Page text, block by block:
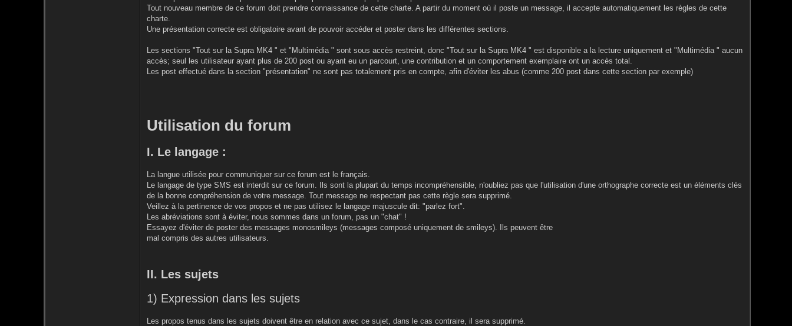
Tout nouveau membre de ce forum doit prendre connaissance de cette charte. A partir du moment où il poste un message, il accepte automatiquement les règles de cette
charte.
Une présentation correcte est obligatoire avant de pouvoir accéder et poster dans les différentes sections.
Les sections "Tout sur la Supra MK4 " et "Multimédia " sont sous accès restreint, donc "Tout sur la Supra MK4 " est disponible a la lecture uniquement et "Multimédia " aucun
accès; seul les utilisateur ayant plus de 200 post ou ayant eu un parcourt, une contribution et un comportement exemplaire ont un accès total.
Les post effectué dans la section "présentation" ne sont pas totalement pris en compte, afin d'éviter les abus (comme 200 post dans cette section par exemple)
Utilisation du forum
I. Le langage :
La langue utilisée pour communiquer sur ce forum est le français.
Le langage de type SMS est interdit sur ce forum. Ils sont la plupart du temps incompréhensible, n'oubliez pas que l'utilisation d'une orthographe correcte est un éléments clés
de la bonne compréhension de votre message. Tout message ne respectant pas cette règle sera supprimé.
Veillez à la pertinence de vos propos et ne pas utilisez le langage majuscule dit: "parlez fort".
Les abréviations sont à éviter, nous sommes dans un forum, pas un "chat" !
Essayez d'éviter de poster des messages monosmileys (messages composé uniquement de smileys). Ils peuvent être
mal compris des autres utilisateurs.
II. Les sujets
1) Expression dans les sujets
Les propos tenus dans les sujets doivent être en relation avec ce sujet, dans le cas contraire, il sera supprimé.